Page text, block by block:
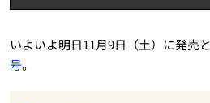
いよいよ明日11月9日（土）に発売
号。